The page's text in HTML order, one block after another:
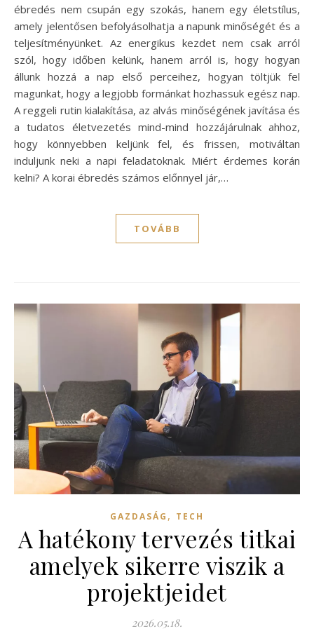
ébredés nem csupán egy szokás, hanem egy életstílus,
amely jelentősen befolyásolhatja a napunk minőségét és a
teljesítményünket. Az energikus kezdet nem csak arról
szól, hogy időben kelünk, hanem arról is, hogy hogyan
állunk hozzá a nap első perceihez, hogyan töltjük fel
magunkat, hogy a legjobb formánkat hozhassuk egész nap.
A reggeli rutin kialakítása, az alvás minőségének javítása és
a tudatos életvezetés mind-mind hozzájárulnak ahhoz,
hogy könnyebben keljünk fel, és frissen, motiváltan
induljunk neki a napi feladatoknak. Miért érdemes korán
kelni? A korai ébredés számos előnnyel jár,…
TOVÁBB
GAZDASÁG , TECH
A hatékony tervezés titkai
amelyek sikerre viszik a
projektjeidet
2026.05.18.